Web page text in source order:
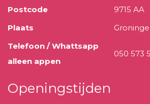
Postcode
9715 AA
Plaats
Telefoon / Whattsapp
alleen appen
050 573
Openingstijden